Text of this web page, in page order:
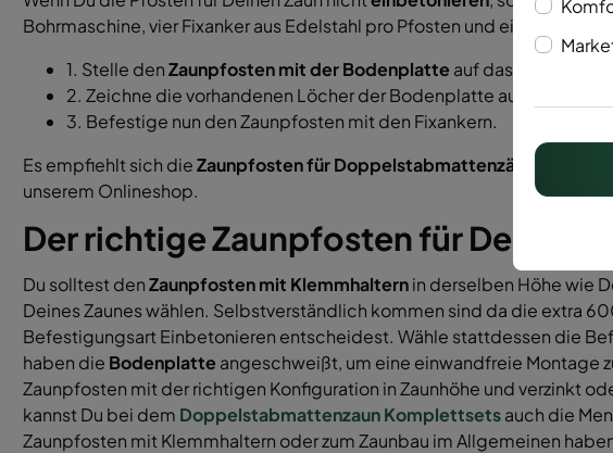
Bohrmaschine, vier Fixanker aus Edelstahl pro Pfosten und einen
1. Stelle denZaunpfosten mit der Bodenplatte auf das
2. Zeichne die vorhandenen Löcher der Bodenplatte auf den
3. Befestige nun den Zaunpfosten mit den Fixankern.
Es empfiehlt sich dieZaunpfosten für Doppelstabmattenzäune mit
unserem Onlineshop.
Der richtige Zaunpfosten für Dein
Du solltest denZaunpfosten mit Klemmhalternin derselben Höhe wie
Deines Zaunes wählen. Selbstverständlich kommen sind da die extra
Befestigungsart Einbetonieren entscheidest. Wähle stattdessen die
haben die Bodenplatte angeschweißt, um eine einwandfreie Montage
Zaunpfosten mit der richtigen Konfiguration in Zaunhöhe und verzinkt
kannst Du bei dem Doppelstabmattenzaun Komplettsetsauch die
Zaunpfosten mit Klemmhaltern oder zum Zaunbau im Allgemeinen